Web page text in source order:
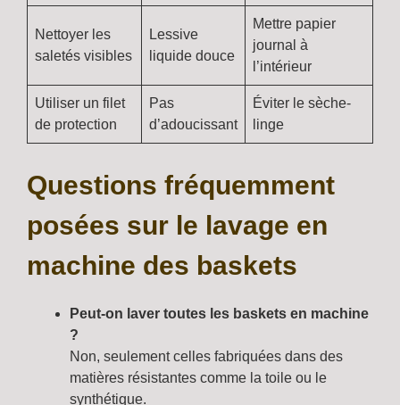
Nettoyer les
saletés visibles
Lessive
liquide douce
Mettre papier
journal à
l’intérieur
Utiliser un filet
de protection
Pas
d’adoucissant
Éviter le sèche-
linge
Questions fréquemment
posées sur le lavage en
machine des baskets
Peut-on laver toutes les baskets en machine
?
Non, seulement celles fabriquées dans des
matières résistantes comme la toile ou le
synthétique.